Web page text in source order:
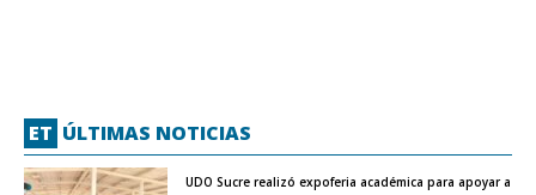
ET ÚLTIMAS NOTICIAS
UDO Sucre realizó expoferia académica para apoyar a